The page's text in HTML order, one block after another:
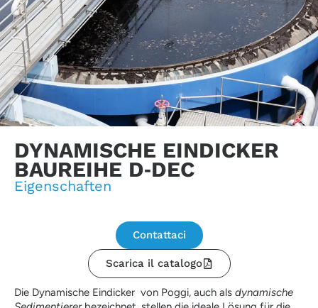
DYNAMISCHE EINDICKER
BAUREIHE D‑DEC
Eigenschaften
Contattaci
Scarica il catalogo
Die Dynamische Eindicker von Poggi, auch als dynamische